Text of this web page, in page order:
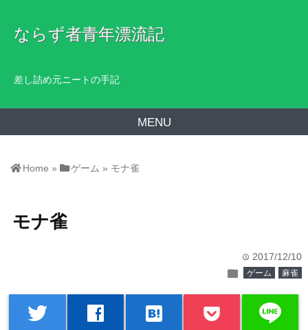
ならず者青年漂流記
差し詰め元ニートの手記
MENU
Home » ゲーム » モナ雀
モナ雀
time 2017/12/10
folder ゲーム 麻雀
twitter facebook hatenabookmark line